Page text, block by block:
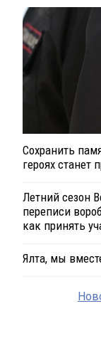
Сохранить
героях станет
Летний сезон
переписи
как принять
Ялта, мы